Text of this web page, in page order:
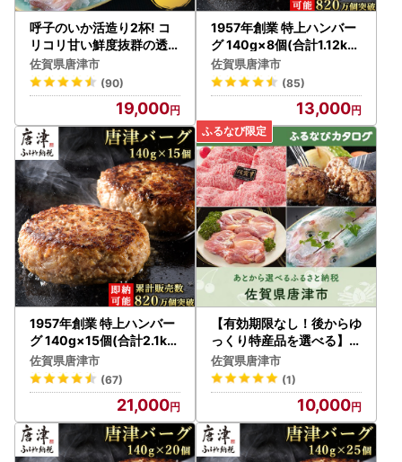
呼子のいか活造り2杯! コ
リコリ甘い鮮度抜群の透明
感! 約200g×2(合計約40
0g)
佐賀県唐津市
(90)
19,000
1957年創業 特上ハンバー
グ 140g×8個(合計1.12kg)
ハンバーグ
佐賀県唐津市
(85)
13,000
1957年創業 特上ハンバー
グ 140g×15個(合計2.1kg)
ハンバーグ
佐賀県唐津市
(67)
21,000
【有効期限なし！後からゆ
っくり特産品を選べる】佐
賀県唐津市カタログポイン
ト
佐賀県唐津市
(1)
10,000